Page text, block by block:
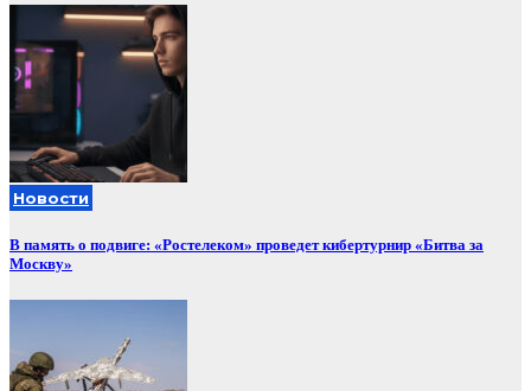
Новости
В память о подвиге: «Ростелеком» проведет кибертурнир «Битва за
Москву»